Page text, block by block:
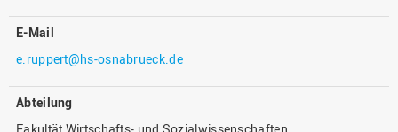
E-Mail
e.ruppert@hs-osnabrueck.de
Abteilung